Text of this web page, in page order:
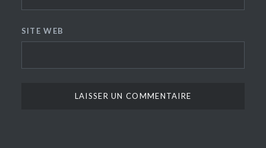
SITE WEB